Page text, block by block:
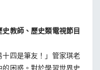
教師、歷史類電視節目
四是筆友！」管家琪老
困惑。對於學習世界史